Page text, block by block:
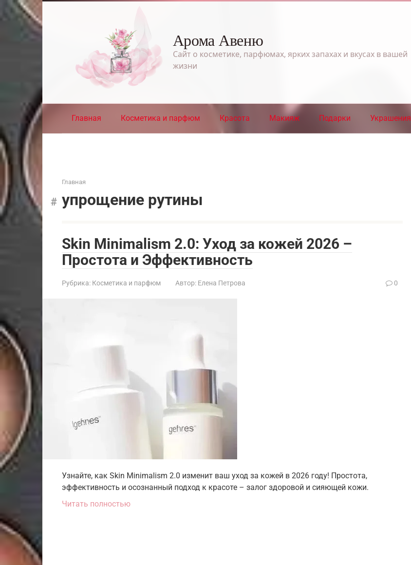
Перейти
к
контенту
Арома Авеню
Сайт о косметике, парфюмах, ярких запахах и вкусах в вашей
жизни
Главная Косметика и парфюм Красота Макияж Подарки Украшения
Главная
упрощение рутины
Skin Minimalism 2.0: Уход за кожей 2026 –
Простота и Эффективность
Рубрика: Косметика и парфюм Автор: Елена Петрова 0
Узнайте, как Skin Minimalism 2.0 изменит ваш уход за кожей в 2026 году! Простота,
эффективность и осознанный подход к красоте – залог здоровой и сияющей кожи.
Читать полностью